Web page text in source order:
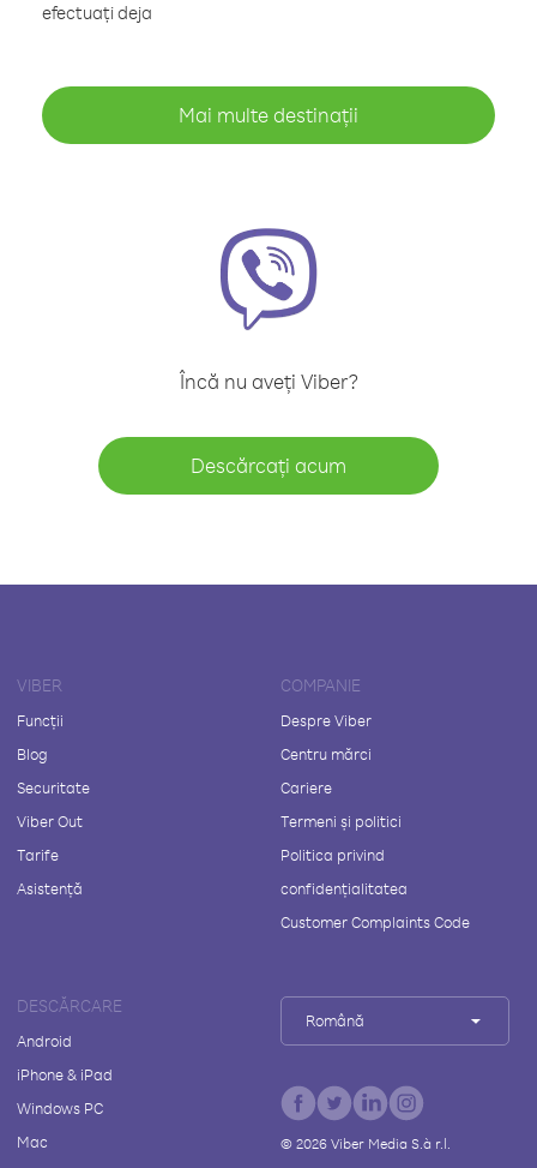
efectuați deja
Mai multe destinații
Încă nu aveți Viber?
Descărcați acum
VIBER
Funcții
Blog
Securitate
Viber Out
Tarife
Asistență
COMPANIE
Despre Viber
Centru mărci
Cariere
Termeni și politici
Politica privind
confidențialitatea
Customer Complaints Code
DESCĂRCARE
Android
iPhone & iPad
Windows PC
Mac
Română
© 2026Viber Media S.à r.l.